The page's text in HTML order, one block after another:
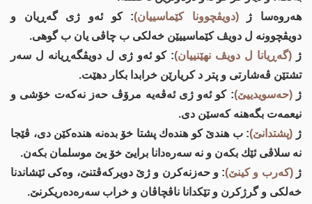
هه‌روه‌سا ژ(دویڤچوونا كێماسییان): كو ئه‌و ژی گه‌ڕیان و
دویڤچوونه‌‌ ل دویڤ كێماسییێن خه‌لكی ب چاڤی یان ب گوهی.
ژ (گه‌ڕیانا ل دویڤ نهێنییان): كو ئه‌و ژی ل دویڤگه‌ڕیانه‌ ل سه‌ر
تشتێن ڤه‌شارتی و پتر د كریارێن خرابدا بكار دهێت.
ژ(حه‌سویدییێ): كو ئه‌و ژی ئه‌ڤه‌یه‌ مرۆڤ حه‌ز نه‌كه‌ت خۆشی و
نیعمه‌ت بگه‌هنه‌ كه‌سێن دی.
ژ (پشتدانێ): ب هندێ كو هنده‌ك پشتا خۆ بده‌نه‌ هنده‌كێن دی، ڤێجا
نه‌ سلاڤی ئێك بكه‌ن و نه‌ سه‌ره‌دانا برایێ خۆ یێ موسلمان بكه‌ن.
ژ(كه‌رب و كینێ): و حه‌زنه‌كرن و ژێ دویركه‌ڤتنێ، وه‌كی ئێشاندنا
خه‌لكی و گرژكرن و تێكدانا ناڤچاڤان و خراب سه‌ره‌ده‌ریكرنێ.